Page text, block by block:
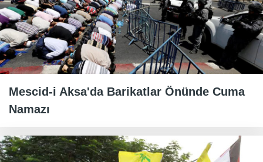
Mescid-i Aksa'da Barikatlar Önünde Cuma
Namazı